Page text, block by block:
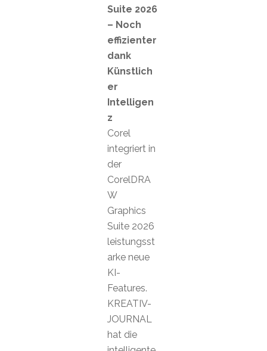
Suite 2026
– Noch
effizienter
dank
Künstlich
er
Intelligen
z
Corel
integriert in
der
CorelDRA
W
Graphics
Suite 2026
leistungsst
arke neue
KI-
Features.
KREATIV-
JOURNAL
hat die